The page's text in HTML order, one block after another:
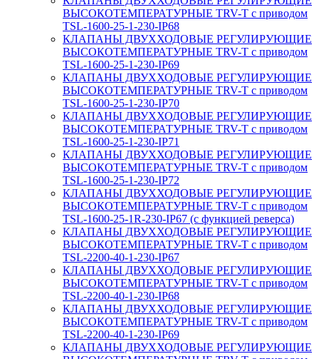
ВЫСОКОТЕМПЕРАТУРНЫЕ TRV-T с приводом
TSL-1600-25-1-230-IP68
КЛАПАНЫ ДВУХХОДОВЫЕ РЕГУЛИРУЮЩИЕ
ВЫСОКОТЕМПЕРАТУРНЫЕ TRV-T с приводом
TSL-1600-25-1-230-IP69
КЛАПАНЫ ДВУХХОДОВЫЕ РЕГУЛИРУЮЩИЕ
ВЫСОКОТЕМПЕРАТУРНЫЕ TRV-T с приводом
TSL-1600-25-1-230-IP70
КЛАПАНЫ ДВУХХОДОВЫЕ РЕГУЛИРУЮЩИЕ
ВЫСОКОТЕМПЕРАТУРНЫЕ TRV-T с приводом
TSL-1600-25-1-230-IP71
КЛАПАНЫ ДВУХХОДОВЫЕ РЕГУЛИРУЮЩИЕ
ВЫСОКОТЕМПЕРАТУРНЫЕ TRV-T с приводом
TSL-1600-25-1-230-IP72
КЛАПАНЫ ДВУХХОДОВЫЕ РЕГУЛИРУЮЩИЕ
ВЫСОКОТЕМПЕРАТУРНЫЕ TRV-T с приводом
TSL-1600-25-1R-230-IP67 (с функцией реверса)
КЛАПАНЫ ДВУХХОДОВЫЕ РЕГУЛИРУЮЩИЕ
ВЫСОКОТЕМПЕРАТУРНЫЕ TRV-T с приводом
TSL-2200-40-1-230-IP67
КЛАПАНЫ ДВУХХОДОВЫЕ РЕГУЛИРУЮЩИЕ
ВЫСОКОТЕМПЕРАТУРНЫЕ TRV-T с приводом
TSL-2200-40-1-230-IP68
КЛАПАНЫ ДВУХХОДОВЫЕ РЕГУЛИРУЮЩИЕ
ВЫСОКОТЕМПЕРАТУРНЫЕ TRV-T с приводом
TSL-2200-40-1-230-IP69
КЛАПАНЫ ДВУХХОДОВЫЕ РЕГУЛИРУЮЩИЕ